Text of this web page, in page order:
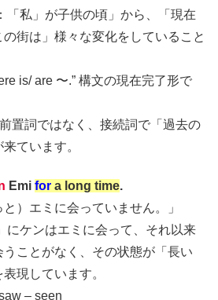
私」が子供の頃」から、「現在
街は」様々な変化をしていること
is/ are 〜.” 構文の現在完了形で
置詞ではなく、接続詞で「過去の
ています。
Emi for a long time.
と）エミに会っていません。」
にケンはエミに会って、それ以来
うことがなく、その状態が「長い
現しています。
– seen